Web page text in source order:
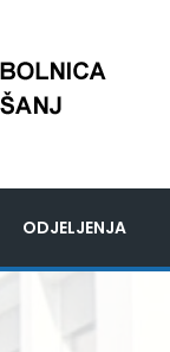
ODJELJENJA